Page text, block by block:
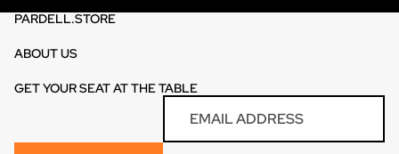
PARDELL.STORE
ABOUT US
GET YOUR SEAT AT THE TABLE
Refund policy
Terms of service